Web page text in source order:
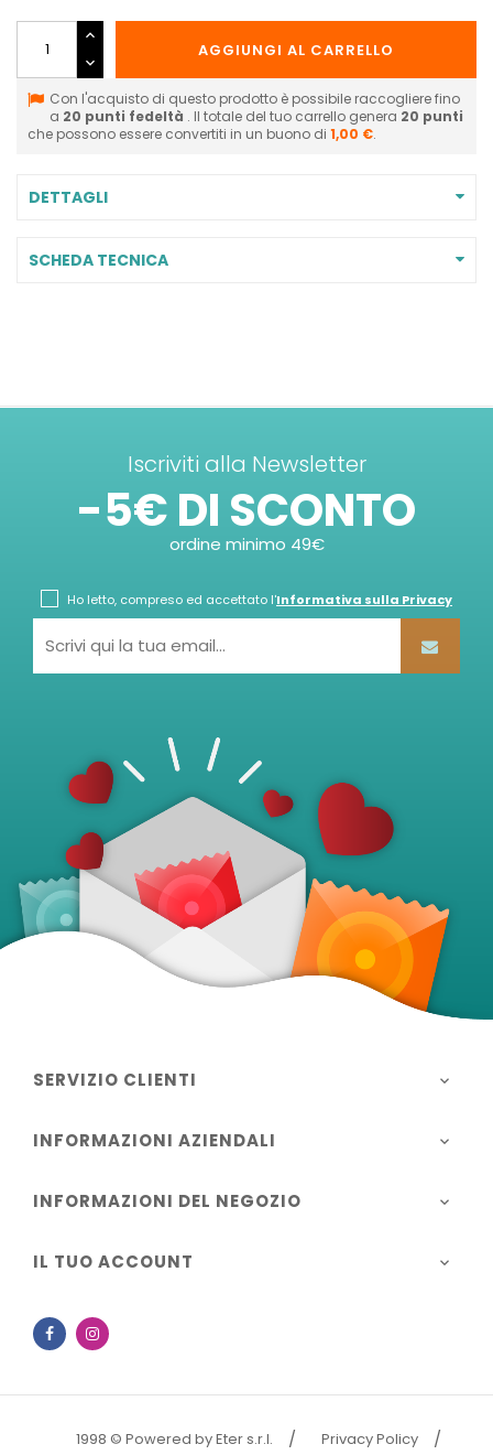
AGGIUNGI AL CARRELLO
Con l'acquisto di questo prodotto è possibile raccogliere fino
a 20 punti fedeltà . Il totale del tuo carrello genera 20 punti
che possono essere convertiti in un buono di 1,00 €.
DETTAGLI
SCHEDA TECNICA
Iscriviti alla Newsletter
-5€ DI SCONTO
ordine minimo 49€
Ho letto, compreso ed accettato l'Informativa sulla Privacy
SERVIZIO CLIENTI 
INFORMAZIONI AZIENDALI 
INFORMAZIONI DEL NEGOZIO 
IL TUO ACCOUNT 
Facebook
1998 © Powered by Eter s.r.l. Privacy Policy